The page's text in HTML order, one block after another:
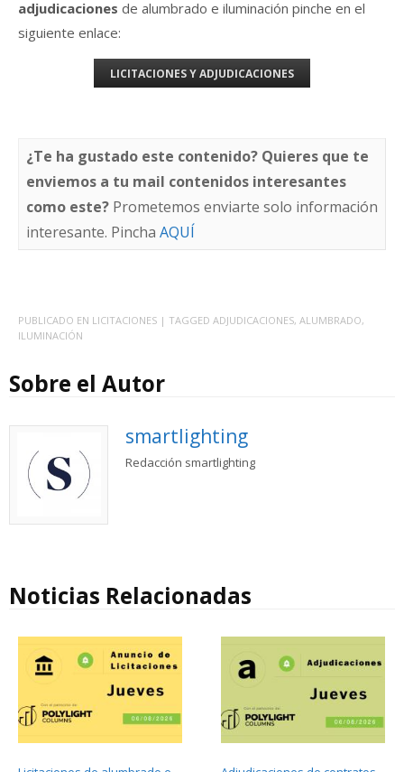
adjudicaciones de alumbrado e iluminación pinche en el
siguiente enlace:
LICITACIONES Y ADJUDICACIONES
¿Te ha gustado este contenido? Quieres que te
enviemos a tu mail contenidos interesantes
como este? Prometemos enviarte solo información
interesante. Pincha AQUÍ
PUBLICADO EN LICITACIONES | TAGGED ADJUDICACIONES, ALUMBRADO,
ILUMINACIÓN
Sobre el Autor
smartlighting
Redacción smartlighting
Noticias Relacionadas